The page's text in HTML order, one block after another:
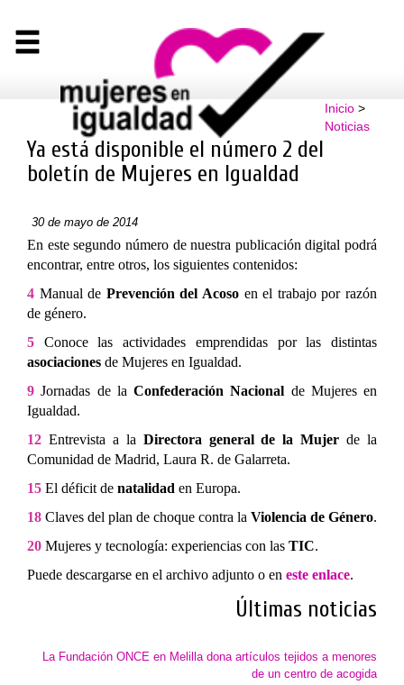
Inicio>
Noticias
Ya está disponible el número 2 del
boletín de Mujeres en Igualdad
30 de mayo de 2014
En este segundo número de nuestra publicación digital podrá
encontrar, entre otros, los siguientes contenidos:
4 Manual de Prevención del Acoso en el trabajo por razón
de género.
5 Conoce las actividades emprendidas por las distintas
asociaciones de Mujeres en Igualdad.
9 Jornadas de la Confederación Nacional de Mujeres en
Igualdad.
12 Entrevista a la Directora general de la Mujerde la
Comunidad de Madrid, Laura R. de Galarreta.
15 El déficit de natalidad en Europa.
18 Claves del plan de choque contra la Violencia de Género.
20 Mujeres y tecnología: experiencias con las TIC.
Puede descargarse en el archivo adjunto o en este enlace.
Últimas noticias
La Fundación ONCE en Melilla dona artículos tejidos a menores
de un centro de acogida